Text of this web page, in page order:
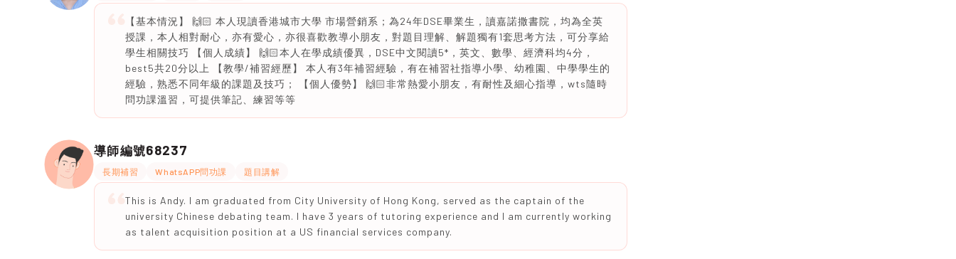
【基本情況】 🙌🏻 本人現讀香港城市大學 市場營銷系；為24年DSE畢業生，讀嘉諾撒書院，均為全英
授課，本人相對耐心，亦有愛心，亦很喜歡教導小朋友，對題目理解、解題獨有1套思考方法，可分享給
學生相關技巧 【個人成績】 🙌🏻本人在學成績優異，DSE中文閱讀5*，英文、數學、經濟科均4分，
best5共20分以上 【教學/補習經歷】 本人有3年補習經驗，有在補習社指導小學、幼稚園、中學學生的
經驗，熟悉不同年級的課題及技巧； 【個人優勢】 🙌🏻非常熱愛小朋友，有耐性及細心指導，wts隨時
問功課溫習，可提供筆記、練習等等
導師編號68237
長期補習 WhatsAPP問功課 題目講解
This is Andy. I am graduated from City University of Hong Kong, served as the captain of the
university Chinese debating team. I have 3 years of tutoring experience and I am currently working
as talent acquisition position at a US financial services company.